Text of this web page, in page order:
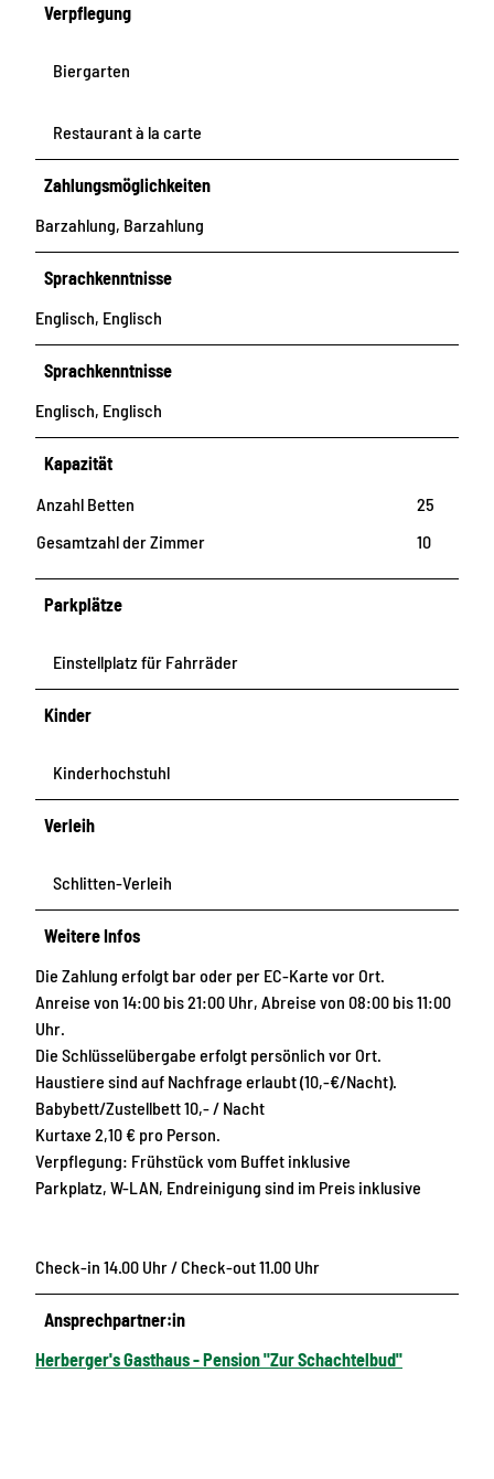
Verpflegung
Biergarten
Restaurant à la carte
Zahlungsmöglichkeiten
Barzahlung, Barzahlung
Sprachkenntnisse
Englisch, Englisch
Sprachkenntnisse
Englisch, Englisch
Kapazität
Anzahl Betten
25
Gesamtzahl der Zimmer
10
Parkplätze
Einstellplatz für Fahrräder
Kinder
Kinderhochstuhl
Verleih
Schlitten-Verleih
Weitere Infos
Die Zahlung erfolgt bar oder per EC-Karte vor Ort.
Anreise von 14:00 bis 21:00 Uhr, Abreise von 08:00 bis 11:00
Uhr.
Die Schlüsselübergabe erfolgt persönlich vor Ort.
Haustiere sind auf Nachfrage erlaubt (10,-€/Nacht).
Babybett/Zustellbett 10,- / Nacht
Kurtaxe 2,10 € pro Person.
Verpflegung: Frühstück vom Buffet inklusive
Parkplatz, W-LAN, Endreinigung sind im Preis inklusive
Check-in 14.00 Uhr / Check-out 11.00 Uhr
Ansprechpartner:in
Herberger's Gasthaus - Pension "Zur Schachtelbud"